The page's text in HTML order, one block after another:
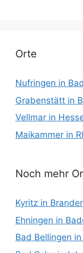
Orte
Nufringen in
Grabenstätt in
Vellmar in
Maikammer in
Noch mehr
Kyritz in
Ehningen in
Bad Bellingen